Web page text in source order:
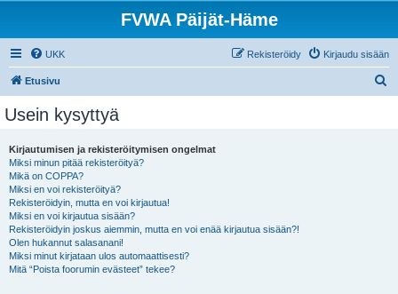
FVWA Päijät-Häme
UKK Kirjaudu sisään
Rekisteröidy
Etusivu
Usein kysyttyä
Kirjautumisen ja rekisteröitymisen ongelmat
Miksi minun pitää rekisteröityä?
Mikä on COPPA?
Miksi en voi rekisteröityä?
Rekisteröidyin, mutta en voi kirjautua!
Miksi en voi kirjautua sisään?
Rekisteröidyin joskus aiemmin, mutta en voi enää kirjautua sisään?!
Olen hukannut salasanani!
Miksi minut kirjataan ulos automaattisesti?
Mitä “Poista foorumin evästeet” tekee?